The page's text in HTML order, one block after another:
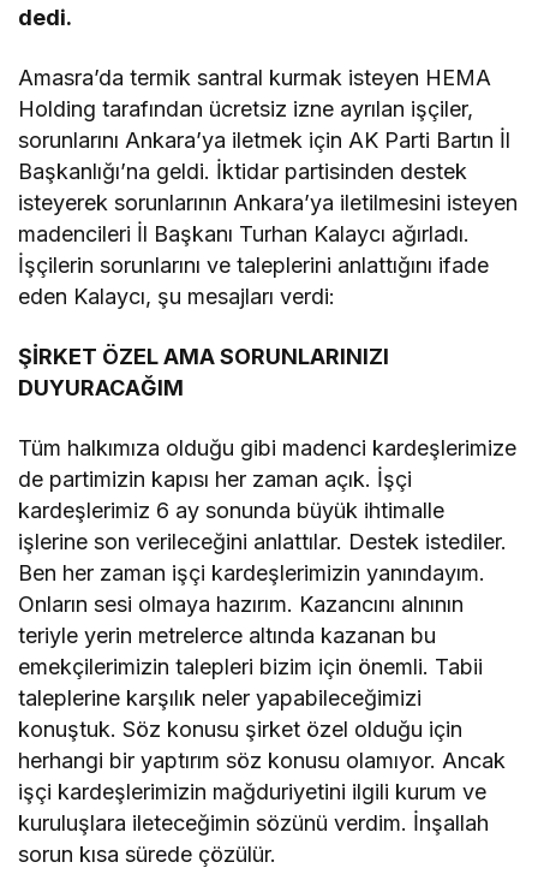
dedi.
Amasra’da termik santral kurmak isteyen HEMA
Holding tarafından ücretsiz izne ayrılan işçiler,
sorunlarını Ankara’ya iletmek için AK Parti Bartın İl
Başkanlığı’na geldi. İktidar partisinden destek
isteyerek sorunlarının Ankara’ya iletilmesini isteyen
madencileri İl Başkanı Turhan Kalaycı ağırladı.
İşçilerin sorunlarını ve taleplerini anlattığını ifade
eden Kalaycı, şu mesajları verdi:
ŞİRKET ÖZEL AMA SORUNLARINIZI
DUYURACAĞIM
Tüm halkımıza olduğu gibi madenci kardeşlerimize
de partimizin kapısı her zaman açık. İşçi
kardeşlerimiz 6 ay sonunda büyük ihtimalle
işlerine son verileceğini anlattılar. Destek istediler.
Ben her zaman işçi kardeşlerimizin yanındayım.
Onların sesi olmaya hazırım. Kazancını alnının
teriyle yerin metrelerce altında kazanan bu
emekçilerimizin talepleri bizim için önemli. Tabii
taleplerine karşılık neler yapabileceğimizi
konuştuk. Söz konusu şirket özel olduğu için
herhangi bir yaptırım söz konusu olamıyor. Ancak
işçi kardeşlerimizin mağduriyetini ilgili kurum ve
kuruluşlara ileteceğimin sözünü verdim. İnşallah
sorun kısa sürede çözülür.